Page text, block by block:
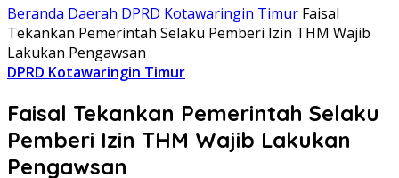
Beranda Daerah DPRD Kotawaringin Timur Faisal
Tekankan Pemerintah Selaku Pemberi Izin THM Wajib
Lakukan Pengawsan
DPRD Kotawaringin Timur
Faisal Tekankan Pemerintah Selaku
Pemberi Izin THM Wajib Lakukan
Pengawsan